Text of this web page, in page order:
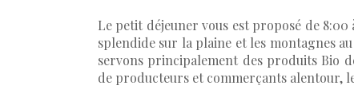
Le petit déjeuner vous est proposé de
splendide sur la plaine et les montagnes
servons principalement des produits Bio
de producteurs et commerçants alentour,